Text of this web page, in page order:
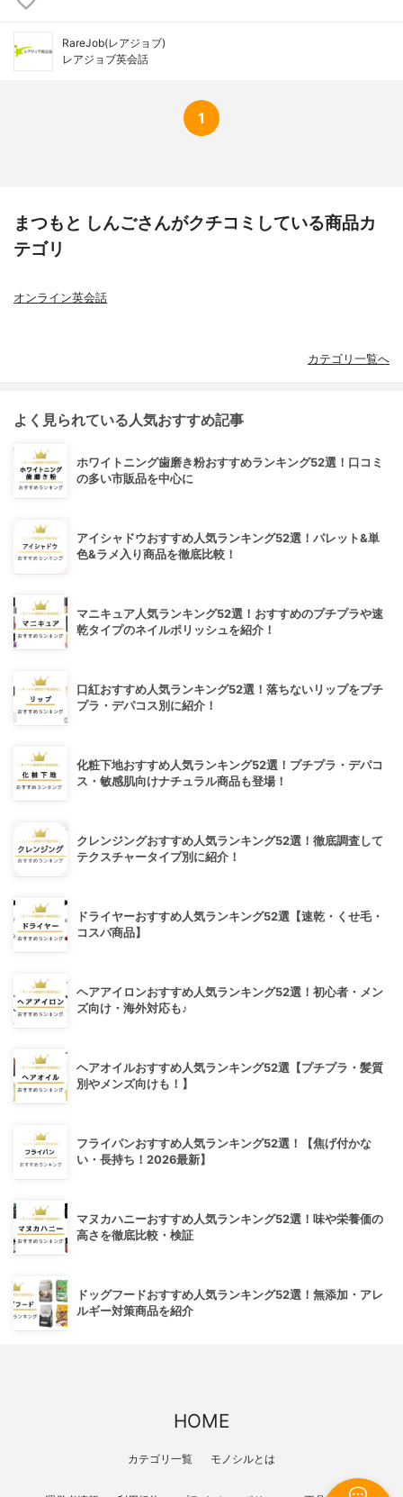
RareJob(レアジョブ)
レアジョブ英会話
1
まつもと しんごさんがクチコミしている商品カ
テゴリ
オンライン英会話
カテゴリ一覧へ
よく見られている人気おすすめ記事
ホワイトニング歯磨き粉おすすめランキング52選！口コミ
の多い市販品を中心に
アイシャドウおすすめ人気ランキング52選！パレット&単
色&ラメ入り商品を徹底比較！
マニキュア人気ランキング52選！おすすめのプチプラや速
乾タイプのネイルポリッシュを紹介！
口紅おすすめ人気ランキング52選！落ちないリップをプチ
プラ・デパコス別に紹介！
化粧下地おすすめ人気ランキング52選！プチプラ・デパコ
ス・敏感肌向けナチュラル商品も登場！
クレンジングおすすめ人気ランキング52選！徹底調査して
テクスチャータイプ別に紹介！
ドライヤーおすすめ人気ランキング52選【速乾・くせ毛・
コスパ商品】
ヘアアイロンおすすめ人気ランキング52選！初心者・メン
ズ向け・海外対応も♪
ヘアオイルおすすめ人気ランキング52選【プチプラ・髪質
別やメンズ向けも！】
フライパンおすすめ人気ランキング52選！【焦げ付かな
い・長持ち！2026最新】
マヌカハニーおすすめ人気ランキング52選！味や栄養価の
高さを徹底比較・検証
ドッグフードおすすめ人気ランキング52選！無添加・アレ
ルギー対策商品を紹介
HOME
カテゴリ一覧 モノシルとは